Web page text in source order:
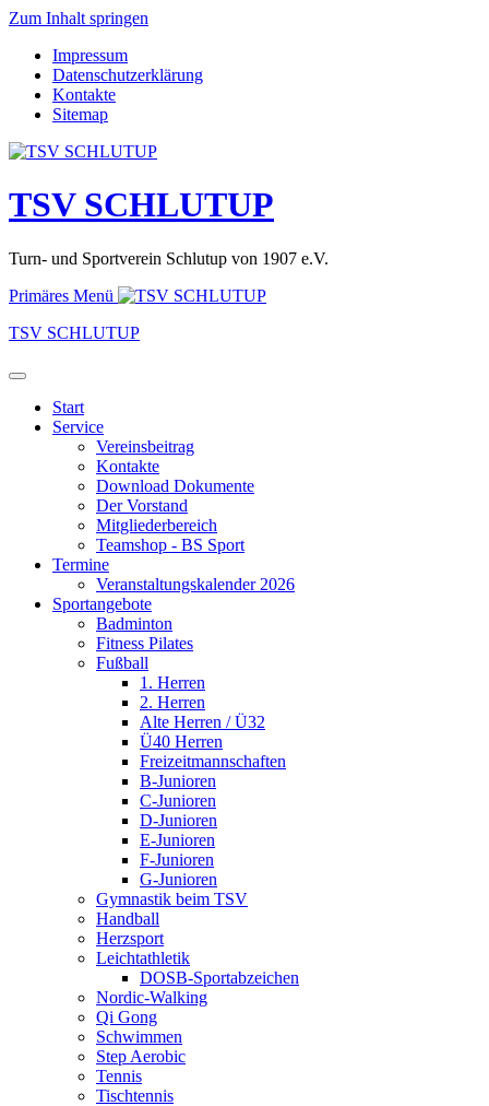
Zum Inhalt springen
Impressum
Datenschutzerklärung
Kontakte
Sitemap
TSV SCHLUTUP
Turn- und Sportverein Schlutup von 1907 e.V.
Primäres Menü
TSV SCHLUTUP
Start
Service
Vereinsbeitrag
Kontakte
Download Dokumente
Der Vorstand
Mitgliederbereich
Teamshop - BS Sport
Termine
Veranstaltungskalender 2026
Sportangebote
Badminton
Fitness Pilates
Fußball
1. Herren
2. Herren
Alte Herren / Ü32
Ü40 Herren
Freizeitmannschaften
B-Junioren
C-Junioren
D-Junioren
E-Junioren
F-Junioren
G-Junioren
Gymnastik beim TSV
Handball
Herzsport
Leichtathletik
DOSB-Sportabzeichen
Nordic-Walking
Qi Gong
Schwimmen
Step Aerobic
Tennis
Tischtennis